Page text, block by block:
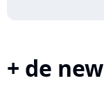
+ de